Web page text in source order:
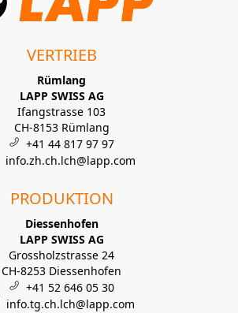
VERTRIEB
Rümlang
LAPP SWISS AG
Ifangstrasse 103
CH-8153 Rümlang
+41 44 817 97 97
info.zh.ch.lch@lapp.com
PRODUKTION
Diessenhofen
LAPP SWISS AG
Grossholzstrasse 24
CH-8253 Diessenhofen
+41 52 646 05 30
info.tg.ch.lch@lapp.com